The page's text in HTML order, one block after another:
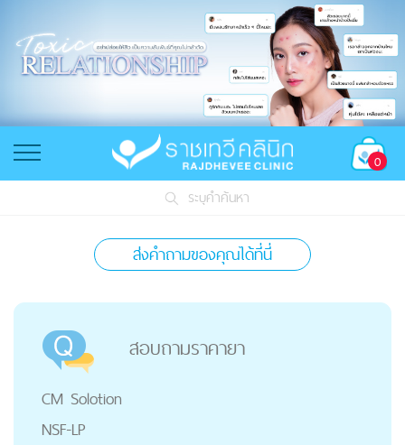
0
ระบุคำค้นหา
ส่งคำถามของคุณได้ที่นี่
สอบถามราคายา
CM Solotion
NSF-LP